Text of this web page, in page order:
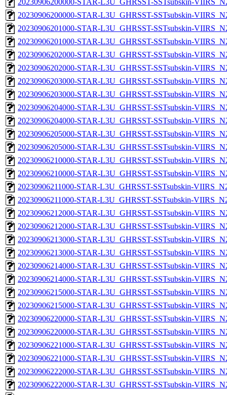
20230906200000-STAR-L3U_GHRSST-SSTsubskin-
20230906200000-STAR-L3U_GHRSST-SSTsubskin-
20230906201000-STAR-L3U_GHRSST-SSTsubskin-
20230906201000-STAR-L3U_GHRSST-SSTsubskin-
20230906202000-STAR-L3U_GHRSST-SSTsubskin-
20230906202000-STAR-L3U_GHRSST-SSTsubskin-
20230906203000-STAR-L3U_GHRSST-SSTsubskin-
20230906203000-STAR-L3U_GHRSST-SSTsubskin-
20230906204000-STAR-L3U_GHRSST-SSTsubskin-
20230906204000-STAR-L3U_GHRSST-SSTsubskin-
20230906205000-STAR-L3U_GHRSST-SSTsubskin-
20230906205000-STAR-L3U_GHRSST-SSTsubskin-
20230906210000-STAR-L3U_GHRSST-SSTsubskin-
20230906210000-STAR-L3U_GHRSST-SSTsubskin-
20230906211000-STAR-L3U_GHRSST-SSTsubskin-
20230906211000-STAR-L3U_GHRSST-SSTsubskin-
20230906212000-STAR-L3U_GHRSST-SSTsubskin-
20230906212000-STAR-L3U_GHRSST-SSTsubskin-
20230906213000-STAR-L3U_GHRSST-SSTsubskin-
20230906213000-STAR-L3U_GHRSST-SSTsubskin-
20230906214000-STAR-L3U_GHRSST-SSTsubskin-
20230906214000-STAR-L3U_GHRSST-SSTsubskin-
20230906215000-STAR-L3U_GHRSST-SSTsubskin-
20230906215000-STAR-L3U_GHRSST-SSTsubskin-
20230906220000-STAR-L3U_GHRSST-SSTsubskin-
20230906220000-STAR-L3U_GHRSST-SSTsubskin-
20230906221000-STAR-L3U_GHRSST-SSTsubskin-
20230906221000-STAR-L3U_GHRSST-SSTsubskin-
20230906222000-STAR-L3U_GHRSST-SSTsubskin-
20230906222000-STAR-L3U_GHRSST-SSTsubskin-